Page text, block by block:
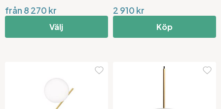
från 8 270 kr
Välj
2 910 kr
Köp